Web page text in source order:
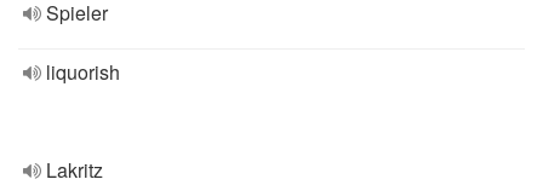
Spieler
liquorish
Lakritz